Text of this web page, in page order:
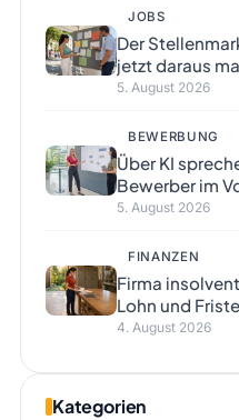
JOBS
Der
jetzt daraus
5. August 2026
BEWERBUNG
Über KI
Bewerber im
5. August 2026
FINANZEN
Firma
Lohn und
4. August 2026
Kategorien